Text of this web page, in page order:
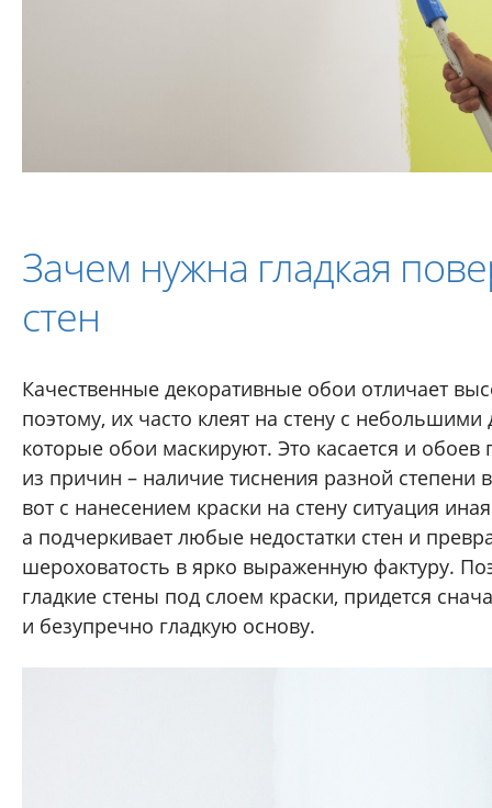
Зачем нужна гладкая
стен
Качественные декоративные обои отличает
поэтому, их часто клеят на стену с небольшими
которые обои маскируют. Это касается и обоев
из причин – наличие тиснения разной степени
вот с нанесением краски на стену ситуация
а подчеркивает любые недостатки стен и
шероховатость в ярко выраженную фактуру.
гладкие стены под слоем краски, придется
и безупречно гладкую основу.